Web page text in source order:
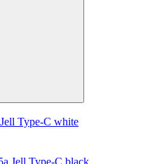
Type-C white